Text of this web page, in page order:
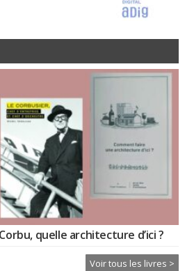
quelle architecture d’ici ?
Voir tous les livres >